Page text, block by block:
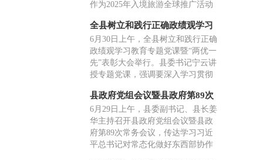
发展有限公司董事长杨林当选会
作为2025年入境旅游全球推广活动
化中西民间外交、文旅互通与产业
协作，邀请西班牙地方政府及文旅
行业代表走进青田考察交流，搭建
常态化友好合作平台。
全县树立和践行正确政绩观学习
教育专题党课暨“两优一先”表彰
大会举行
6月30日上午，全县树立和践行正确
政绩观学习教育专题党课暨“两优一
先”表彰大会举行。县委书记宁云讲
授专题党课，强调要深入学习贯彻
政绩观，从奋斗历程中汲取力量，
在处理好各类关系中把握方法，在
实干争先中创造实绩，抓好抓实“三
张报表”，把正确政绩观写在绿水青
山间。
县政府党组会议暨县政府第89次
常务会议召开
6月29日上午，县委副书记、县长姜
华主持召开县政府党组会议暨县政
府第89次常务会议，传达学习习近
平总书记对常态化做好东西部协作